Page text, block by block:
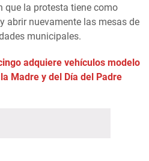
que la protesta tiene como
abrir nuevamente las mesas de
municipales.
adquiere vehículos modelo
Madre y del Día del Padre